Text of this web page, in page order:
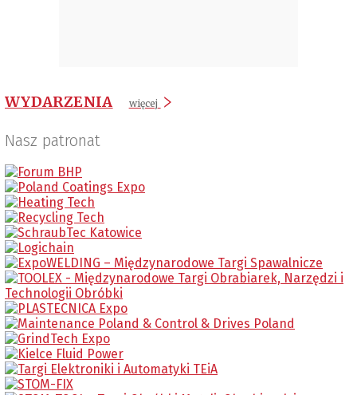
WYDARZENIA więcej
Nasz patronat